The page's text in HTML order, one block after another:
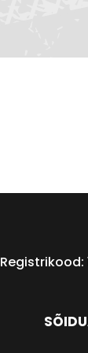
Registrikood: